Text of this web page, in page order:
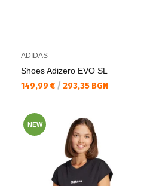
ADIDAS
Shoes Adizero EVO SL
Текуща цена:
149,99 € / 293,35 BGN
NEW